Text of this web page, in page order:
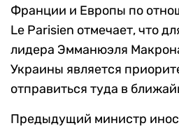
Франции и Европы по
Le Parisien отмечает, что
лидера Эмманюэля
Украины является
отправиться туда в
Предыдущий министр